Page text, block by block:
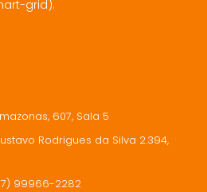
grid).
607, Sala 5
Rodrigues da Silva 2.394,
99966-2282